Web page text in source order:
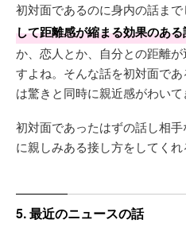
初対面であるのに身内の話まで
して距離感が縮まる効果のあ
か、恋人とか、自分との距離
すよね。そんな話を初対面で
は驚きと同時に親近感がわいて
初対面であったはずの話し相
に親しみある接し方をしてくれ
5. 最近のニュースの話